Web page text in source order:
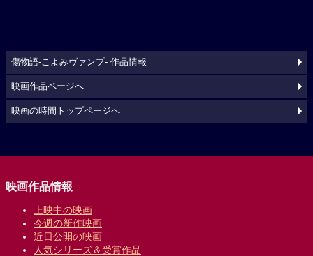
傷物語‐こよみヴァンプ‐ 作品情報
映画作品ページへ
映画の時間トップページへ
映画作品情報
上映中の映画
今週の新作映画
近日公開の映画
人気シリーズ＆受賞作品